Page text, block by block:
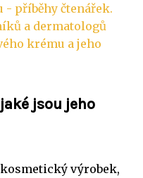
příběhy čtenářek.
a dermatologů
krému a jeho
jsou jeho
výrobek,